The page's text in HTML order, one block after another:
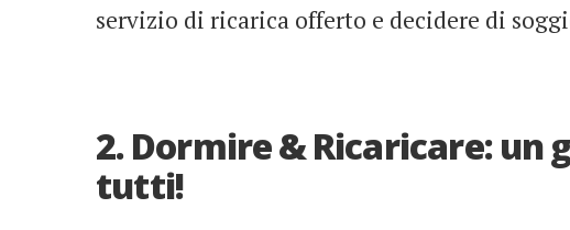
servizio di ricarica offerto e decidere di
2. Dormire & Ricaricare: un
tutti!